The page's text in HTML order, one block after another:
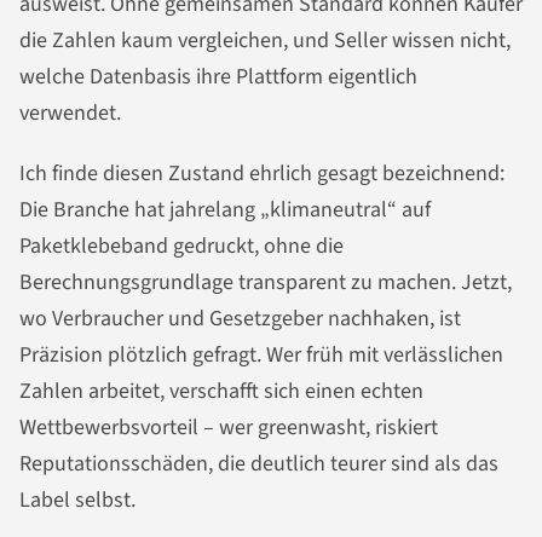
die Zahlen kaum vergleichen, und Seller wissen nicht,
welche Datenbasis ihre Plattform eigentlich
verwendet.
Ich finde diesen Zustand ehrlich gesagt bezeichnend:
Die Branche hat jahrelang „klimaneutral“ auf
Paketklebeband gedruckt, ohne die
Berechnungsgrundlage transparent zu machen. Jetzt,
wo Verbraucher und Gesetzgeber nachhaken, ist
Präzision plötzlich gefragt. Wer früh mit verlässlichen
Zahlen arbeitet, verschafft sich einen echten
Wettbewerbsvorteil – wer greenwasht, riskiert
Reputationsschäden, die deutlich teurer sind als das
Label selbst.